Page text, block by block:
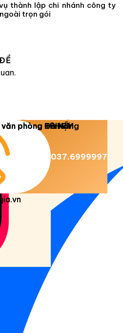
thành lập chi nhánh công ty
trọn gói
© Luật Dương Gia